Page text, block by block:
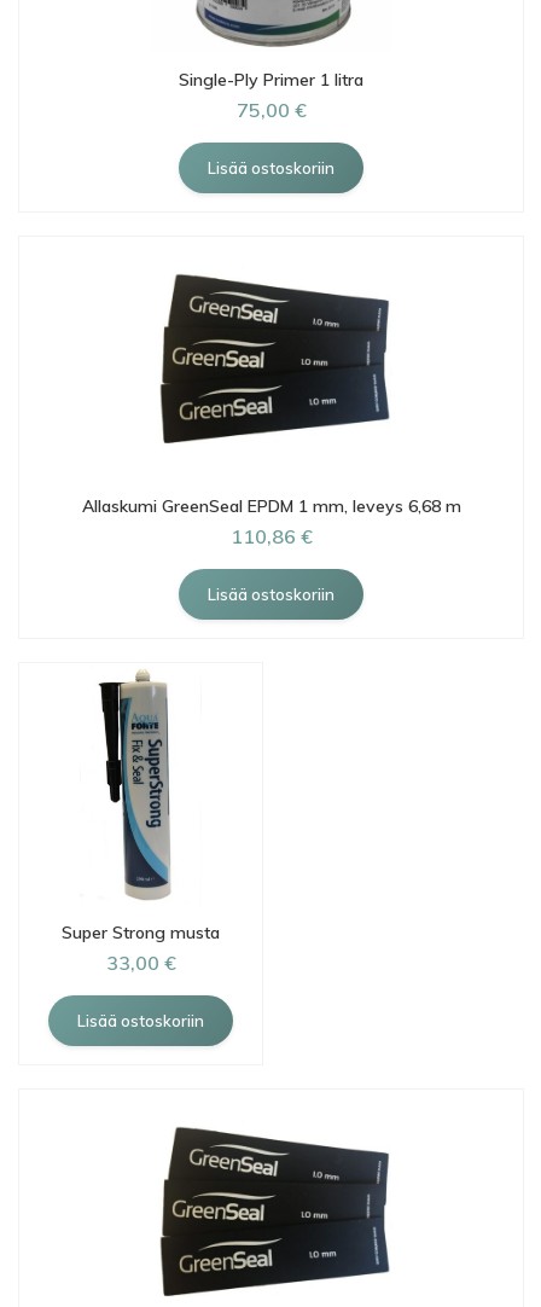
Single-Ply Primer 1 litra
75,00 €
Allaskumi GreenSeal EPDM 1 mm, leveys 6,68 m
110,86 €
Super Strong musta
33,00 €